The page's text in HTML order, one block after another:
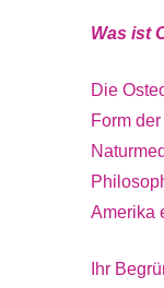
Was ist
Die
Form
Amerika
Ihr